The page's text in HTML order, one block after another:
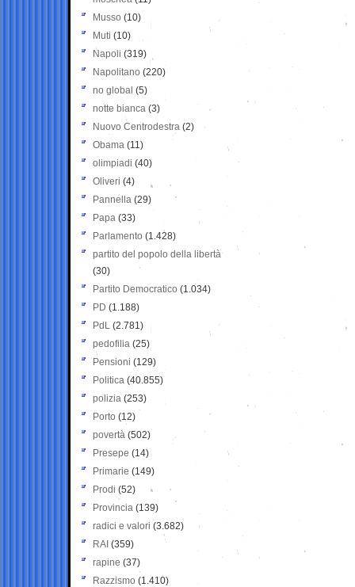
Musso (10)
Muti (10)
Napoli (319)
Napolitano (220)
no global (5)
notte bianca (3)
Nuovo Centrodestra (2)
Obama (11)
olimpiadi (40)
Oliveri (4)
Pannella (29)
Papa (33)
Parlamento (1.428)
partito del popolo della libertà
(30)
Partito Democratico (1.034)
PD (1.188)
PdL (2.781)
pedofilia (25)
Pensioni (129)
Politica (40.855)
polizia (253)
Porto (12)
povertà (502)
Presepe (14)
Primarie (149)
Prodi (52)
Provincia (139)
radici e valori (3.682)
RAI (359)
rapine (37)
Razzismo (1.410)